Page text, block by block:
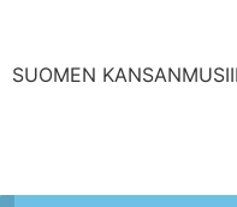
SUOMEN